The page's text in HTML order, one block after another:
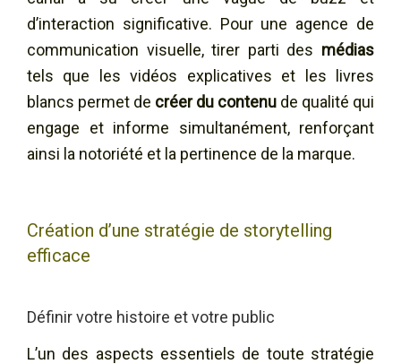
d’interaction significative. Pour une agence de
communication visuelle, tirer parti des médias
tels que les vidéos explicatives et les livres
blancs permet de créer du contenu de qualité qui
engage et informe simultanément, renforçant
ainsi la notoriété et la pertinence de la marque.
Création d’une stratégie de storytelling
efficace
Définir votre histoire et votre public
L’un des aspects essentiels de toute stratégie